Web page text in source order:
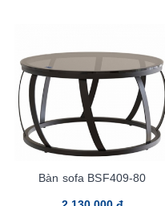
Bàn sofa BSF409-80